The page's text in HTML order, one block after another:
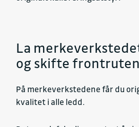
La
og skifte frontruten
På merkeverkstedene får du
kvalitet i alle ledd.